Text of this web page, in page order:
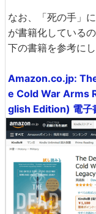
なお、「死の手」
が書籍化している
下の書籍を参考にし
Amazon.co.jp:
e Cold War Arms
glish Edition) 電子